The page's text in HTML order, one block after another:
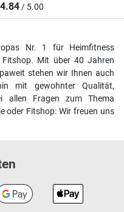
4.84/ 5.00
Nr. 1 für Heimfitness
Mit über 40 Jahren
stehen wir Ihnen auch
mit gewohnter Qualität,
allen Fragen zum Thema
oder Fitshop: Wir freuen uns